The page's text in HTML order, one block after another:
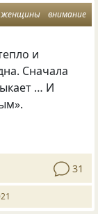
женщины внимание
и
Сначала
… И
31